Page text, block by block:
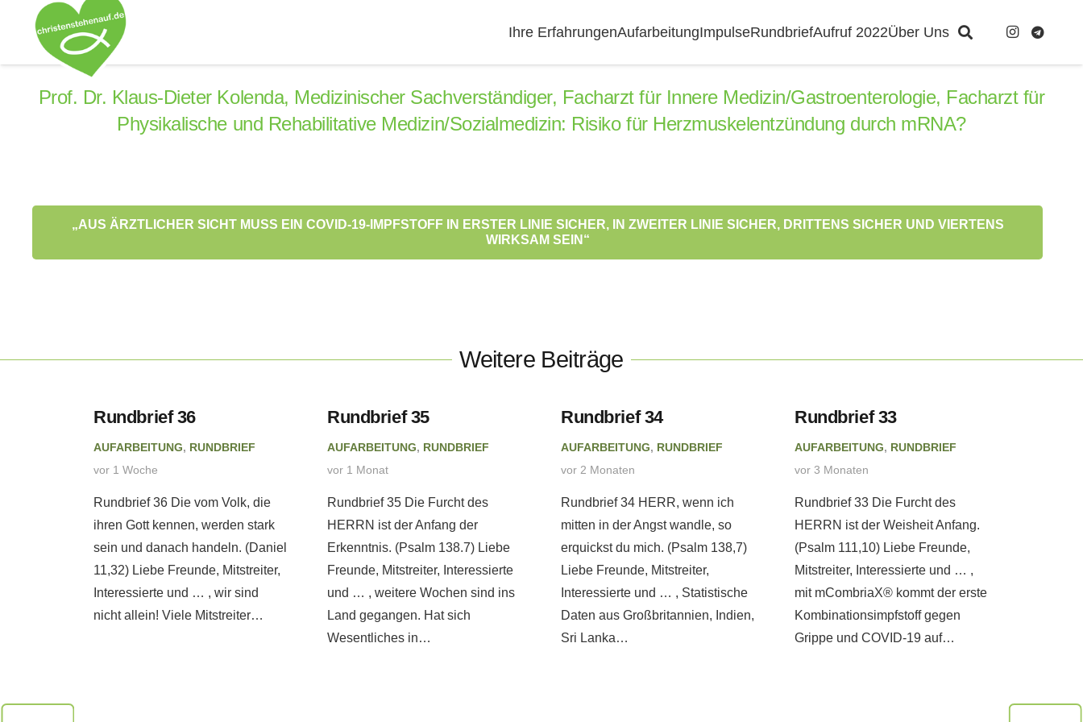
Ihre ErfahrungenAufarbeitungImpulseRundbriefAufruf 2022Über Uns
Prof. Dr. Klaus-Dieter Kolenda, Medizinischer Sachverständiger, Facharzt für Innere Medizin/Gastroenterologie, Facharzt für
Physikalische und Rehabilitative Medizin/Sozialmedizin: Risiko für Herzmuskelentzündung durch mRNA?
„AUS ÄRZTLICHER SICHT MUSS EIN COVID-19-IMPFSTOFF IN ERSTER LINIE SICHER, IN ZWEITER LINIE SICHER, DRITTENS SICHER UND VIERTENS
WIRKSAM SEIN“
Weitere Beiträge
Rundbrief 36
AUFARBEITUNG, RUNDBRIEF
vor 1 Woche
Rundbrief 36 Die vom Volk, die
ihren Gott kennen, werden stark
sein und danach handeln. (Daniel
11,32) Liebe Freunde, Mitstreiter,
Interessierte und … , wir sind
nicht allein! Viele Mitstreiter…
Rundbrief 35
AUFARBEITUNG, RUNDBRIEF
vor 1 Monat
Rundbrief 35 Die Furcht des
HERRN ist der Anfang der
Erkenntnis. (Psalm 138.7) Liebe
Freunde, Mitstreiter, Interessierte
und … , weitere Wochen sind ins
Land gegangen. Hat sich
Wesentliches in…
Rundbrief 34
AUFARBEITUNG, RUNDBRIEF
vor 2 Monaten
Rundbrief 34 HERR, wenn ich
mitten in der Angst wandle, so
erquickst du mich. (Psalm 138,7)
Liebe Freunde, Mitstreiter,
Interessierte und … , Statistische
Daten aus Großbritannien, Indien,
Sri Lanka…
Rundbrief 33
AUFARBEITUNG, RUNDBRIEF
vor 3 Monaten
Rundbrief 33 Die Furcht des
HERRN ist der Weisheit Anfang.
(Psalm 111,10) Liebe Freunde,
Mitstreiter, Interessierte und … ,
mit mCombriaX® kommt der erste
Kombinationsimpfstoff gegen
Grippe und COVID-19 auf…